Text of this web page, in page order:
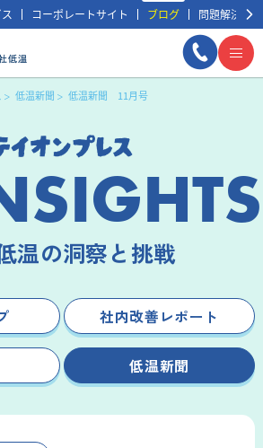
コーポレートサイト ブログ 問題解決事例
低温新聞 低温新聞 11月号
温の洞察と挑戦
社内改善レポート
低温新聞